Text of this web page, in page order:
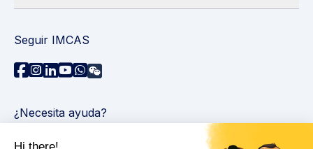
Seguir IMCAS
¿Necesita ayuda?
Contáctenos